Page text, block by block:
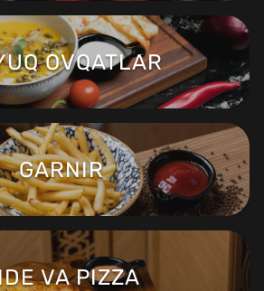
OVQATLAR
GARNIR
VA PIZZA